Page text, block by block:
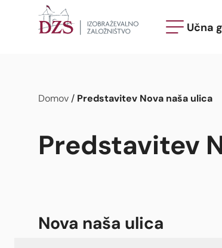
Učna
Domov / Predstavitev Nova naša ulica
Predstavitev
Nova naša ulica